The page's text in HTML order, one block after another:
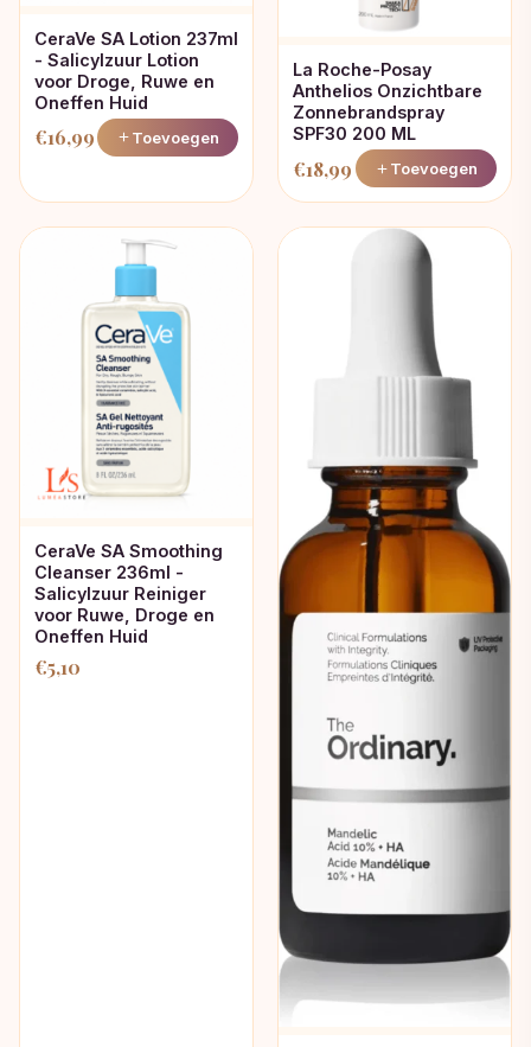
CeraVe SA Lotion 237ml
- Salicylzuur Lotion
voor Droge, Ruwe en
Oneffen Huid
€16,99 Toevoegen
La Roche-Posay
Anthelios Onzichtbare
Zonnebrandspray
SPF30 200 ML
€18,99 Toevoegen
CeraVe SA Smoothing
Cleanser 236ml -
Salicylzuur Reiniger
voor Ruwe, Droge en
Oneffen Huid
€5,10